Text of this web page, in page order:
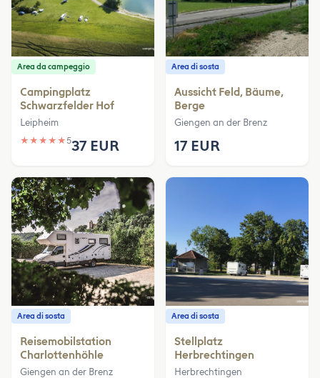
Area da campeggio
Campingplatz
Schwarzfelder Hof
Leipheim
★ ★ ★ ★ ★537 EUR
Area di sosta
Aussicht Feld, Bäume,
Berge
Giengen an der Brenz
17 EUR
Area di sosta
Reisemobilstation
Charlottenhöhle
Giengen an der Brenz
Area di sosta
Stellplatz
Herbrechtingen
Herbrechtingen